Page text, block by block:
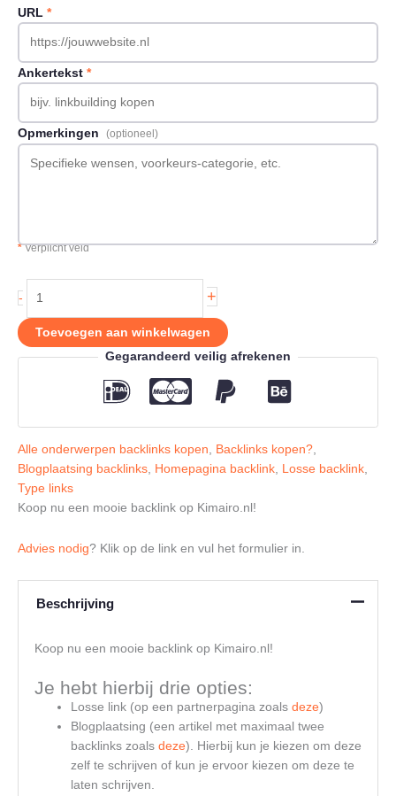
URL *
Ankertekst *
Opmerkingen (optioneel)
*Verplicht veld
-
Kimairo.nl
aantal
+
Toevoegen aan winkelwagen
Gegarandeerd veilig afrekenen
Alle onderwerpen backlinks kopen Backlinks kopen?
Blogplaatsing backlinks
Homepagina backlink Losse backlink
Type links
Koop nu een mooie backlink op Kimairo.nl!
Advies nodig? Klik op de link en vul het formulier in.
Beschrijving
Koop nu een mooie backlink op Kimairo.nl!
Je hebt hierbij drie opties:
Losse link (op een partnerpagina zoals deze)
Blogplaatsing (een artikel met maximaal twee
backlinks zoals deze). Hierbij kun je kiezen om deze
zelf te schrijven of kun je ervoor kiezen om deze te
laten schrijven.